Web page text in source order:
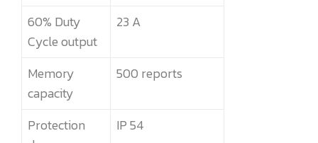
60% Duty
Cycle output
23 A
Memory
capacity
500 reports
Protection
IP 54